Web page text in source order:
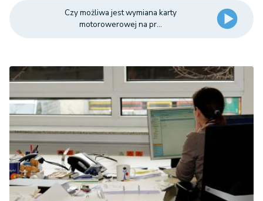
Czy możliwa jest wymiana karty
motorowerowej na pr...